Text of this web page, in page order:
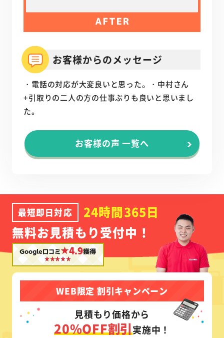
お客様からのメッセージ
・電話の対応が大変良いと思った。・中村さん
+引取りの二人の方の仕事ぶりも良いと思いまし
た。
お客様の声 一覧へ
最短即日対応
24時間365日
無料お見積もり受付中！
Google口コミ★4.9獲得
WEB限定 割引キャンペーン
見積もり価格から
20%OFF割引実施中！